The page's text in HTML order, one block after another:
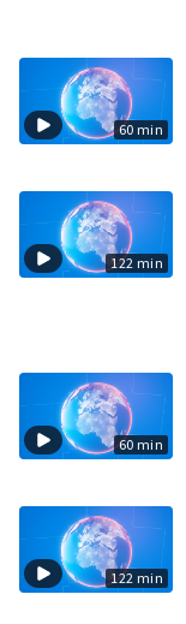
60 min
122 min
60 min
122 min